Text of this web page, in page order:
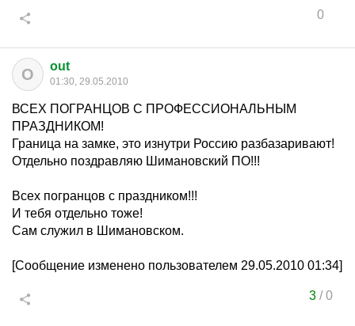
0
O out
01:30, 29.05.2010
ВСЕХ ПОГРАНЦОВ С ПРОФЕССИОНАЛЬНЫМ
ПРАЗДНИКОМ!
Граница на замке, это изнутри Россию разбазаривают!
Отдельно поздравляю Шимановский ПО!!!
Всех погранцов с праздником!!!
И тебя отдельно тоже!
Сам служил в Шимановском.
[Сообщение изменено пользователем 29.05.2010 01:34]
3/0